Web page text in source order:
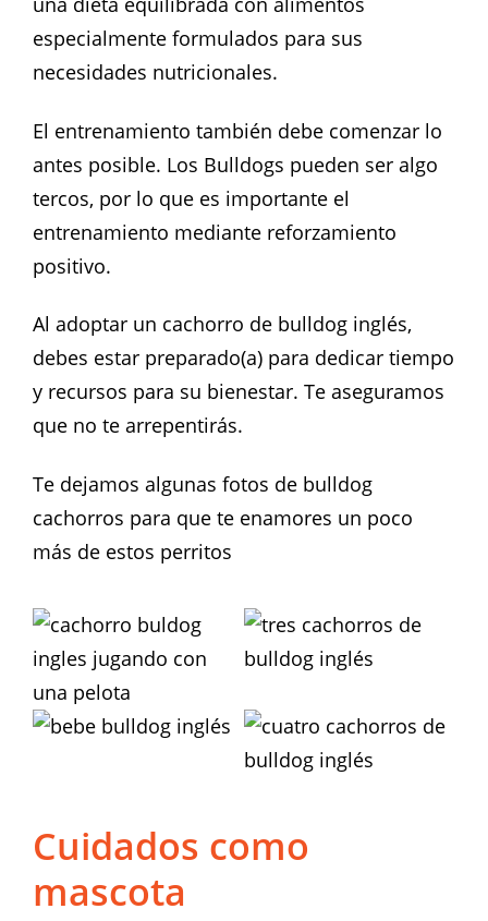
especialmente formulados para sus
necesidades nutricionales.
El entrenamiento también debe comenzar lo
antes posible. Los Bulldogs pueden ser algo
tercos, por lo que es importante el
entrenamiento mediante reforzamiento
positivo.
Al adoptar un cachorro de bulldog inglés,
debes estar preparado(a) para dedicar tiempo
y recursos para su bienestar. Te aseguramos
que no te arrepentirás.
Te dejamos algunas fotos de bulldog
cachorros para que te enamores un poco
más de estos perritos
Cuidados como
mascota